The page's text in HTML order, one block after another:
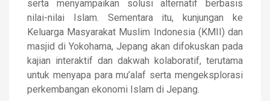
serta menyampaikan solusi alternatif berbasis
nilai-nilai Islam. Sementara itu, kunjungan ke
Keluarga Masyarakat Muslim Indonesia (KMII) dan
masjid di Yokohama, Jepang akan difokuskan pada
kajian interaktif dan dakwah kolaboratif, terutama
untuk menyapa para mu’alaf serta mengeksplorasi
perkembangan ekonomi Islam di Jepang.